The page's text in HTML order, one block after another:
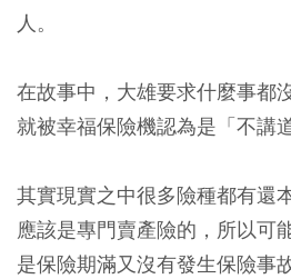
人。
在故事中，大雄要求什麼事都
就被幸福保險機認為是「不講
其實現實之中很多險種都有還
應該是專門賣產險的，所以可
是保險期滿又沒有發生保險事